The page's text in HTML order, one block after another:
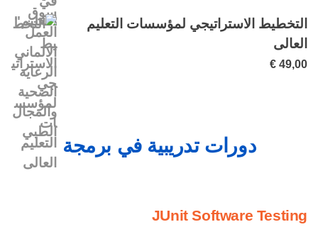
التخطيط الاستراتيجي لمؤسسات التعليم
العالى
€ 49,00
دورات تدريبية في برمجة
JUnit Software Testing